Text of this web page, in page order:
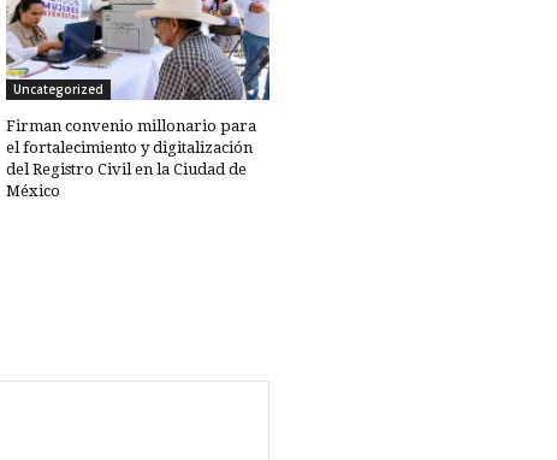
Uncategorized
Firman convenio millonario para
el fortalecimiento y digitalización
del Registro Civil en la Ciudad de
México